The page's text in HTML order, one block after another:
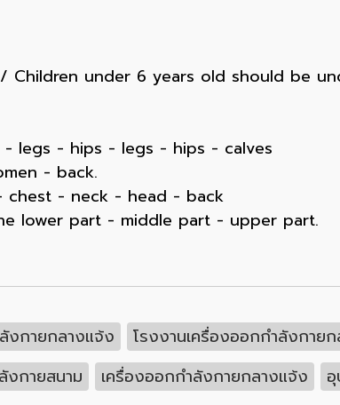
under 6 years old should be
legs - hips - legs - hips - calves
- back.
chest - neck - head - back
lower part - middle part - upper part.
งกายกลางแจ้ง
โรงงานเครื่องออกกำลังกาย
งกายสนาม เครื่องออกกำลังกายกลางแจ้ง